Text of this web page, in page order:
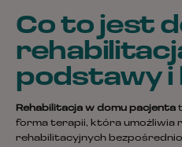
Co to jest
podstawy i
Rehabilitacja w domu pacjenta
forma terapii, która umożliwia
rehabilitacyjnych bezpośrednio